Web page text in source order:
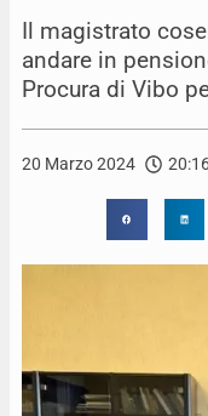
Il magistrato
andare in
Procura di Vibo
20 Marzo 2024